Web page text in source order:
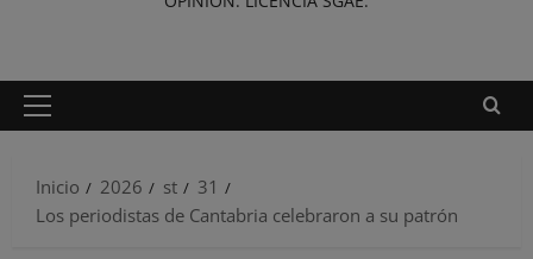
Menú
Inicio
2026 st
31
Los periodistas de Cantabria celebraron a su patrón